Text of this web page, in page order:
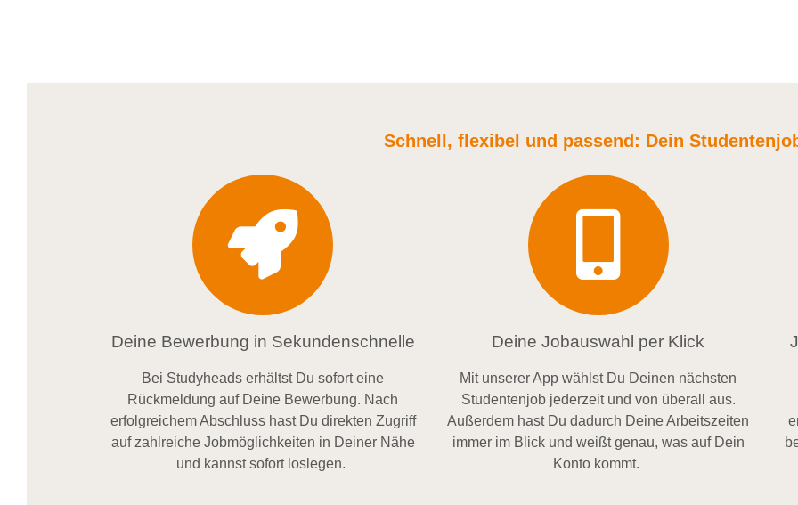
Schnell, flexibel und passend: Dein Student
Deine Bewerbung in Sekundenschnelle
Bei Studyheads erhältst Du sofort eine
Rückmeldung auf Deine Bewerbung. Nach
erfolgreichem Abschluss hast Du direkten Zugriff
auf zahlreiche Jobmöglichkeiten in Deiner Nähe
und kannst sofort loslegen.
Deine Jobauswahl per Klick
Mit unserer App wählst Du Deinen nächsten
Studentenjob jederzeit und von überall aus.
Außerdem hast Du dadurch Deine Arbeitszeiten
immer imBlick und weißtgenau, was auf Dein
Konto kommt.